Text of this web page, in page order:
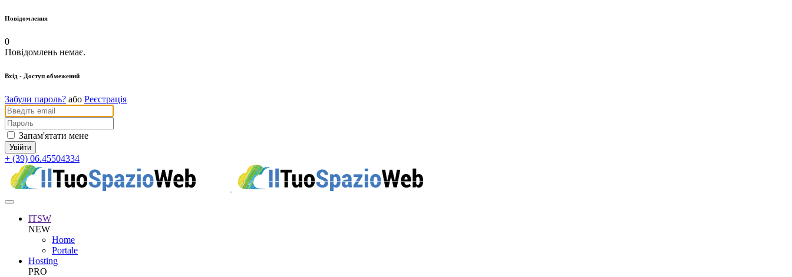
Повідомлення
0
Повідомлень немає.
Вхід - Доступ обмежений
Забули пароль? або Реєстрація
Запам'ятати мене
+ (39) 06.45504334
ITSW
NEW
Home
Portale
Hosting
PRO